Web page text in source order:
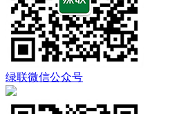
绿联微信公众号